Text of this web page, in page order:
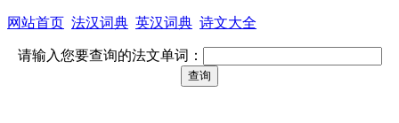
网站首页 法汉词典 英汉词典 诗文大全
请输入您要查询的法文单词：